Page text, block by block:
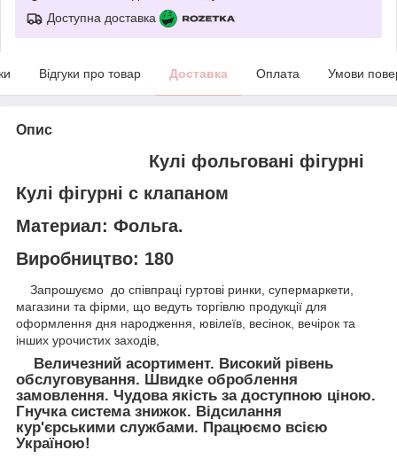
Доступна доставка
Відгуки про товар Доставка Оплата Умови
Опис
Кулі фольговані фігурні
Кулі фігурні с клапаном
Материал: Фольга.
Виробництво: 180
Запрошуємо до співпраці гуртові ринки, супермаркети,
магазини та фірми, що ведуть торгівлю продукції для
оформлення дня народження, ювілеїв, весінок, вечірок та
інших урочистих заходів,
Величезний асортимент. Високий рівень
обслуговування. Швидке оброблення
замовлення. Чудова якість за доступною ціною.
Гнучка система знижок. Відсилання
кур'єрськими службами. Працюємо всією
Україною!